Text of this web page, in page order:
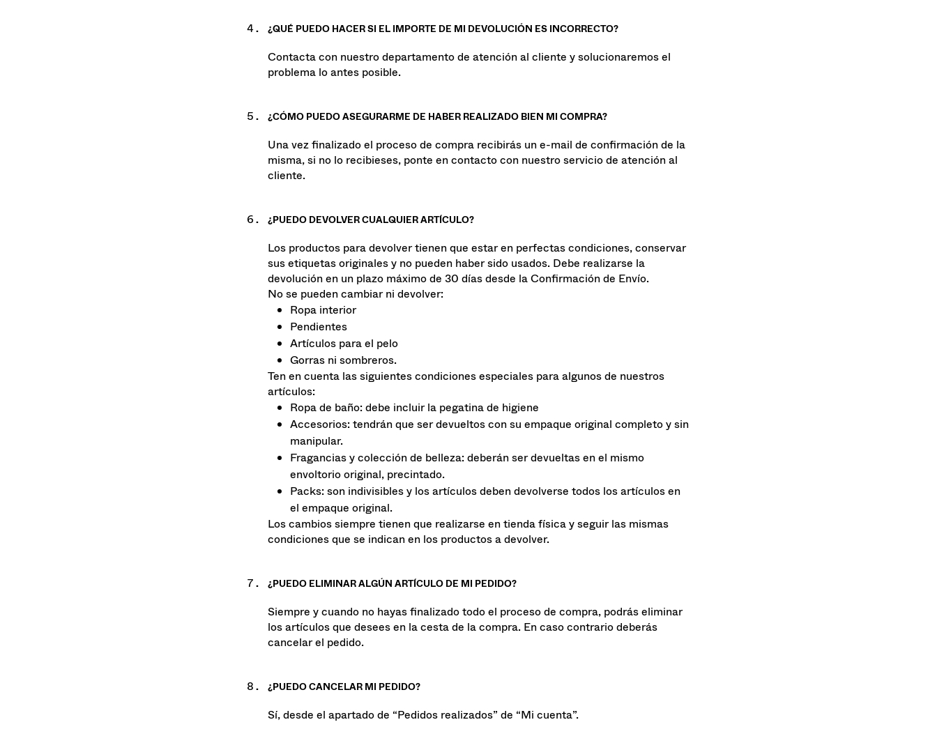
¿QUÉ PUEDO HACER SI EL IMPORTE DE MI DEVOLUCIÓN ES INCORRECTO?
Contacta con nuestro departamento de atención al cliente y solucionaremos el
¿CÓMO PUEDO ASEGURARME DE HABER REALIZADO BIEN MI COMPRA?
Una vez finalizado el proceso de compra recibirás un e-mail de confirmación de la
misma, si no lo recibieses, ponte en contacto con nuestro servicio de atención al
¿PUEDO DEVOLVER CUALQUIER ARTÍCULO?
Los productos para devolver tienen que estar en perfectas condiciones, conservar
sus etiquetas originales y no pueden haber sido usados. Debe realizarse la
devolución en un plazo máximo de 30 días desde la Confirmación de Envío.
No se pueden cambiar ni devolver:
Ropa interior
Pendientes
Artículos para el pelo
Gorras ni sombreros.
Ten en cuenta las siguientes condiciones especiales para algunos de nuestros
artículos:
Ropa de baño: debe incluir la pegatina de higiene
Accesorios: tendrán que ser devueltos con su empaque original completo y sin
manipular.
Fragancias y colección de belleza: deberán ser devueltas en el mismo
envoltorio original, precintado.
Packs: son indivisibles y los artículos deben devolverse todos los artículos en
el empaque original.
Los cambios siempre tienen que realizarse en tienda física y seguir las mismas
¿PUEDO ELIMINAR ALGÚN ARTÍCULO DE MI PEDIDO?
Siempre y cuando no hayas finalizado todo el proceso de compra, podrás eliminar
los artículos que desees en la cesta de la compra. En caso contrario deberás
¿PUEDO CANCELAR MI PEDIDO?